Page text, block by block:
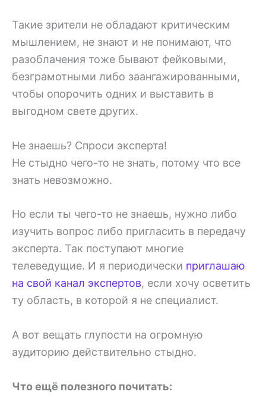
Такие зрители не обладают критическим
мышлением, не знают и не понимают, что
разоблачения тоже бывают фейковыми,
безграмотными либо заангажированными,
чтобы опорочить одних и выставить в
выгодном свете других.
Не знаешь? Спроси эксперта!
Не стыдно чего-то не знать, потому что все
знать невозможно.
Но если ты чего-то не знаешь, нужно либо
изучить вопрос либо пригласить в передачу
эксперта. Так поступают многие
телеведущие. И я периодически приглашаю
на свой канал экспертов, если хочу осветить
ту область, в которой я не специалист.
А вот вещать глупости на огромную
аудиторию действительно стыдно.
Что ещё полезного почитать: